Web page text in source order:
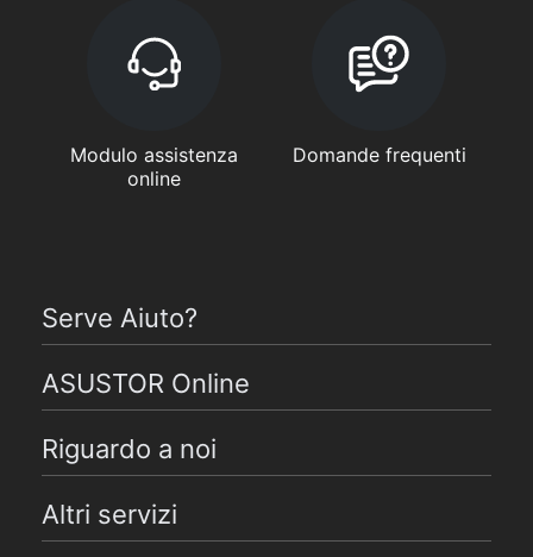
Modulo assistenza
online
Domande frequenti
Serve Aiuto?
ASUSTOR Online
Riguardo a noi
Altri servizi